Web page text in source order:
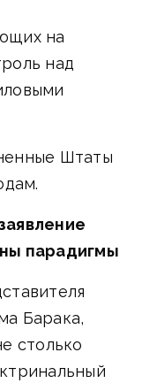
на
над
Штаты
парадигмы
Барака,
столько